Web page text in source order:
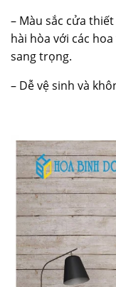
– Màu sắc cửa
hài hòa với các
sang trọng.
– Dễ vệ sinh và